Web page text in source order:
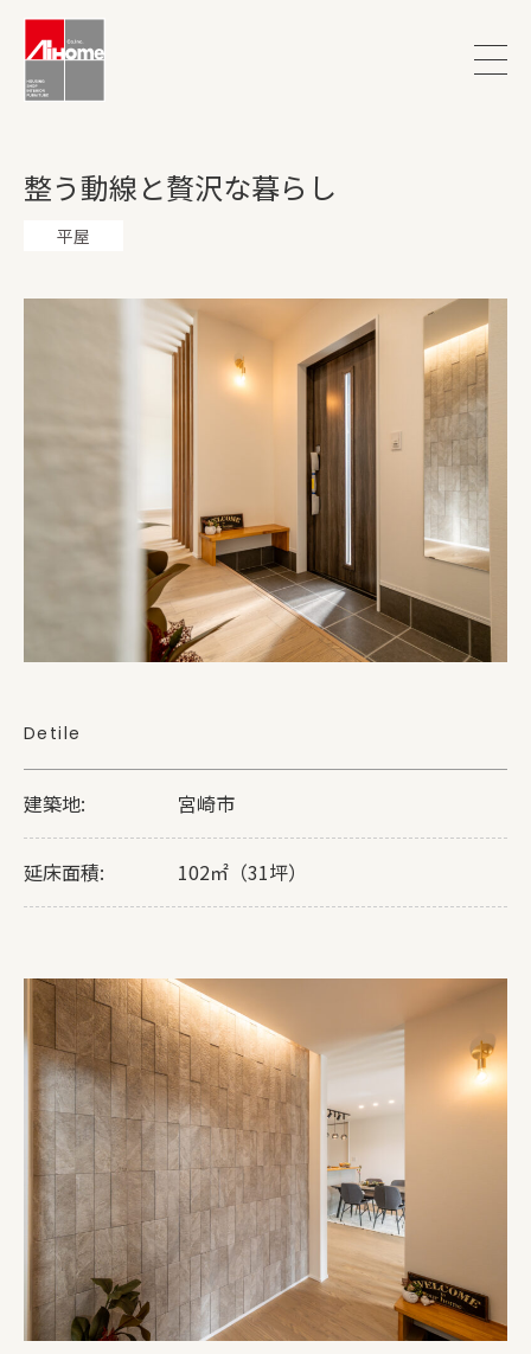
整う動線と贅沢な暮らし
平屋
Detile
建築地: 宮崎市
延床面積: 102㎡（31坪）